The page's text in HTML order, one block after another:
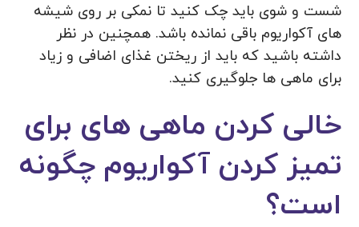
شست و شوی باید چک کنید تا نمکی بر روی شیشه
های آکواریوم باقی نمانده باشد. همچنین در نظر
داشته باشید که باید از ریختن غذای اضافی و زیاد
برای ماهی ها جلوگیری کنید.
خالی کردن ماهی های برای
تمیز کردن آکواریوم چگونه
است؟